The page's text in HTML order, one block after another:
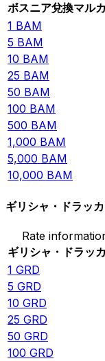
ボスニア兌換マルカ
1 BAM
5 BAM
10 BAM
25 BAM
50 BAM
100 BAM
500 BAM
1,000 BAM
5,000 BAM
10,000 BAM
ギリシャ・ドラッ
Rate
ギリシャ・ドラッ
1 GRD
5 GRD
10 GRD
25 GRD
50 GRD
100 GRD